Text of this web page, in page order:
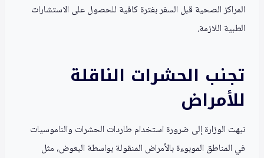
المراكز الصحية قبل السفر بفترة كافية للحصول على الاستشارات
الطبية اللازمة.
تجنب الحشرات الناقلة
للأمراض
نبهت الوزارة إلى ضرورة استخدام طاردات الحشرات والناموسيات
في المناطق الموبوءة بالأمراض المنقولة بواسطة البعوض، مثل